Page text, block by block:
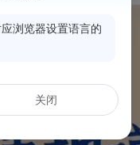
浏览器设置语言的
关闭